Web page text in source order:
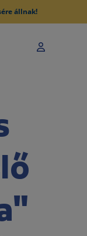
állnak!